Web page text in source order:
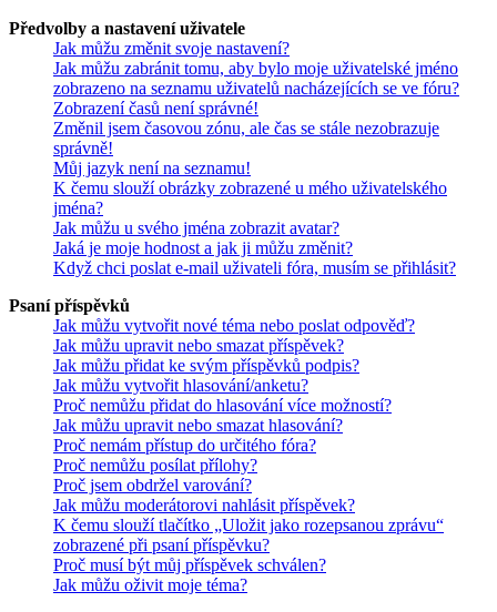
Předvolby a nastavení uživatele
Jak můžu změnit svoje nastavení?
Jak můžu zabránit tomu, aby bylo moje uživatelské jméno
zobrazeno na seznamu uživatelů nacházejících se ve fóru?
Zobrazení časů není správné!
Změnil jsem časovou zónu, ale čas se stále nezobrazuje
správně!
Můj jazyk není na seznamu!
K čemu slouží obrázky zobrazené u mého uživatelského
jména?
Jak můžu u svého jména zobrazit avatar?
Jaká je moje hodnost a jak ji můžu změnit?
Když chci poslat e-mail uživateli fóra, musím se přihlásit?
Psaní příspěvků
Jak můžu vytvořit nové téma nebo poslat odpověď?
Jak můžu upravit nebo smazat příspěvek?
Jak můžu přidat ke svým příspěvků podpis?
Jak můžu vytvořit hlasování/anketu?
Proč nemůžu přidat do hlasování více možností?
Jak můžu upravit nebo smazat hlasování?
Proč nemám přístup do určitého fóra?
Proč nemůžu posílat přílohy?
Proč jsem obdržel varování?
Jak můžu moderátorovi nahlásit příspěvek?
K čemu slouží tlačítko „Uložit jako rozepsanou zprávu“
zobrazené při psaní příspěvku?
Proč musí být můj příspěvek schválen?
Jak můžu oživit moje téma?